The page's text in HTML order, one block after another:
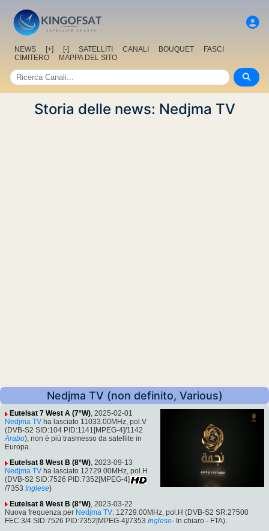
NEWS [+] [-] SATELLITI CANALI BOUQUET
FASCI
CIMITERO
MAPPA DEL SITO
Storia delle news: Nedjma TV
Nedjma TV (non definito, Various)
Eutelsat 7 West A (7°W), 2025-02-01
Nedjma TV ha lasciato 11033.00MHz, pol.V
(DVB-S2 SID:104 PID:1141[MPEG-4]/1142
Arabo), non è più trasmesso da satellite in
Europa.
Eutelsat 8 West B (8°W), 2023-09-13
Nedjma TV ha lasciato 12729.00MHz, pol.H
(DVB-S2 SID:7526 PID:7352[MPEG-4]
/7353 Inglese)
Eutelsat 8 West B (8°W) , 2023-03-22
Nuova frequenza per Nedjma TV: 12729.00MHz, pol.H (DVB-S2 SR:27500
FEC:3/4 SID:7526 PID:7352[MPEG-4]/7353 Inglese- In chiaro - FTA).